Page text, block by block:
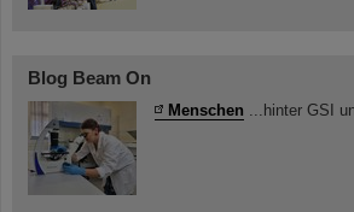
Blog Beam On
Menschen ...hinter GSI